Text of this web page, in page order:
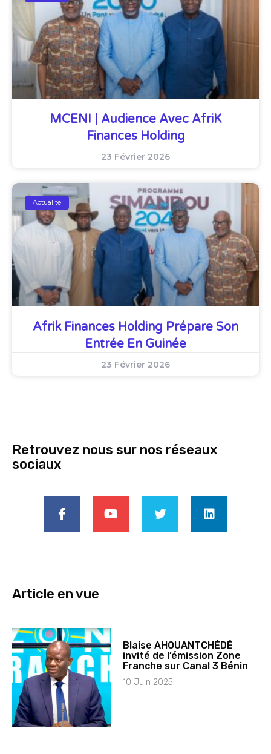
MCENI | Audience Avec AfriK
Finances Holding
23 Février 2026
Actualité
Afrik Finances Holding Prépare Son
Entrée En Guinée
23 Février 2026
Retrouvez nous sur nos réseaux
sociaux
Article en vue
Blaise AHOUANTCHÉDÉ
invité de l’émission Zone
Franche sur Canal 3 Bénin
10 Juin 2025